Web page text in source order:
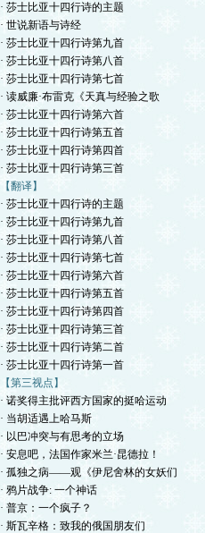
· 莎士比亚十四行诗的主题
· 世说新语与诗经
· 莎士比亚十四行诗第九首
· 莎士比亚十四行诗第八首
· 莎士比亚十四行诗第七首
· 读威廉·布雷克《天真与经验之歌
· 莎士比亚十四行诗第六首
· 莎士比亚十四行诗第五首
· 莎士比亚十四行诗第四首
· 莎士比亚十四行诗第三首
【翻译】
· 莎士比亚十四行诗的主题
· 莎士比亚十四行诗第九首
· 莎士比亚十四行诗第八首
· 莎士比亚十四行诗第七首
· 莎士比亚十四行诗第六首
· 莎士比亚十四行诗第五首
· 莎士比亚十四行诗第四首
· 莎士比亚十四行诗第三首
· 莎士比亚十四行诗第二首
· 莎士比亚十四行诗第一首
【第三视点】
· 诺奖得主批评西方国家的挺哈运动
· 当胡适遇上哈马斯
· 以巴冲突与有思考的立场
· 安息吧，法国作家米兰·昆德拉！
· 孤独之病——观《伊尼舍林的女妖们
· 鸦片战争: 一个神话
· 普京：一个疯子？
· 斯瓦辛格：致我的俄国朋友们